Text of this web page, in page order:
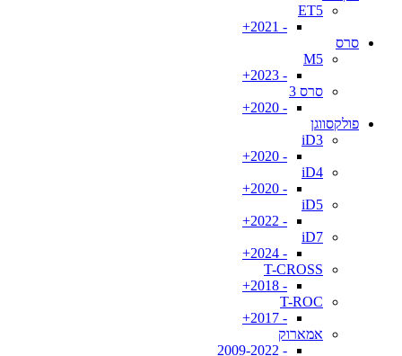
ET5
- 2021+
סרס
M5
- 2023+
סרס 3
- 2020+
פולקסווגן
iD3
- 2020+
iD4
- 2020+
iD5
- 2022+
iD7
- 2024+
T-CROSS
- 2018+
T-ROC
- 2017+
אמארוק
- 2009-2022